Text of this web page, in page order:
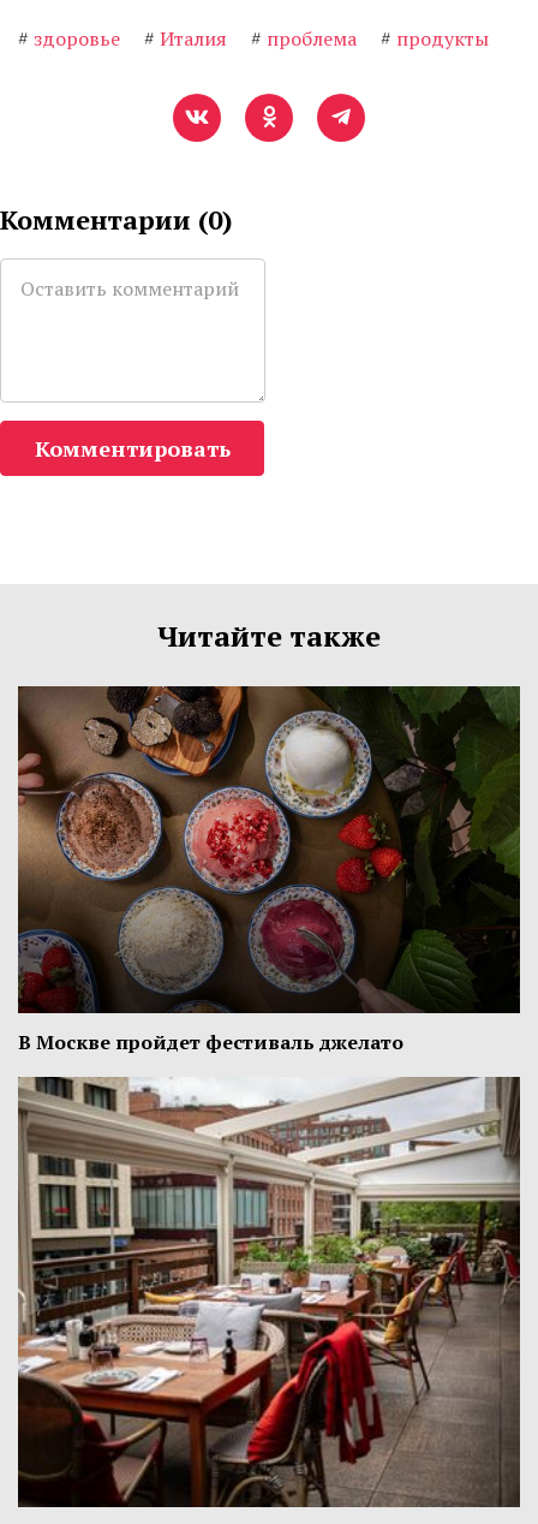
# здоровье # Италия # проблема # продукты
Комментарии (0)
Комментировать
Читайте также
В Москве пройдет фестиваль джелато